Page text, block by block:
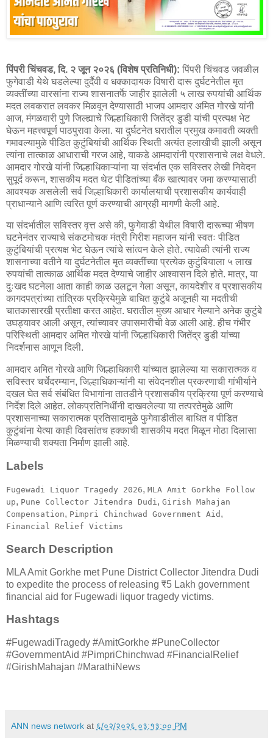
पिंपरी चिंचवड, दि. २ जून २०२६ (विशेष प्रतिनिधी): पिंपरी चिंचवड जवळील
फुगेवाडी येथे घडलेल्या दुर्दैवी व धक्कादायक विषारी दारू दुर्घटनेतील मृत
व्यक्तींच्या वारसांना राज्य शासनातर्फे जाहीर झालेली ५ लाख रुपयांची आर्थिक
मदत लवकरात लवकर मिळवून देण्यासाठी भाजप आमदार अमित गोरखे यांनी
आज, मंगळवारी पुणे जिल्ह्याचे जिल्हाधिकारी जितेंद्र डुडी यांची प्रत्यक्ष भेट
घेऊन महत्त्वपूर्ण पाठपुरावा केला. या दुर्घटनेत घरातील प्रमुख कमावती व्यक्ती
गमावल्यामुळे पीडित कुटुंबियांची आर्थिक स्थिती अत्यंत हलाखीची झाली असून
त्यांना तात्काळ आधाराची गरज आहे, याकडे आमदारांनी प्रशासनाचे लक्ष वेधले.
आमदार गोरखे यांनी जिल्हाधिकाऱ्यांना या संदर्भात एक सविस्तर लेखी निवेदन
सुपूर्द करून, शासकीय मदत थेट पीडितांच्या बँक खात्यावर जमा करण्यासाठी
आवश्यक असलेली सर्व जिल्हाधिकारी कार्यालयाची प्रशासकीय कार्यवाही
प्राधान्याने आणि त्वरित पूर्ण करण्याची आग्रही मागणी केली आहे.
या संदर्भातील सविस्तर वृत्त असे की, फुगेवाडी येथील विषारी दारूच्या भीषण
घटनेनंतर राज्याचे संकटमोचक मंत्री गिरीश महाजन यांनी स्वतः पीडित
कुटुंबियांची प्रत्यक्ष भेट घेऊन त्यांचे सांत्वन केले होते. त्यावेळी त्यांनी राज्य
शासनाच्या वतीने या दुर्घटनेतील मृत व्यक्तींच्या प्रत्येक कुटुंबियाला ५ लाख
रुपयांची तात्काळ आर्थिक मदत देण्याचे जाहीर आश्वासन दिले होते. मात्र, या
दुःखद घटनेला आता काही काळ उलटून गेला असून, कायदेशीर व प्रशासकीय
कागदपत्रांच्या तांत्रिक प्रक्रियेमुळे बाधित कुटुंबे अजूनही या मदतीची
चातकासारखी प्रतीक्षा करत आहेत. घरातील मुख्य आधार गेल्याने अनेक कुटुंबे
उघड्यावर आली असून, त्यांच्यावर उपासमारीची वेळ आली आहे. हीच गंभीर
परिस्थिती आमदार अमित गोरखे यांनी जिल्हाधिकारी जितेंद्र डुडी यांच्या
निदर्शनास आणून दिली.
आमदार अमित गोरखे आणि जिल्हाधिकारी यांच्यात झालेल्या या सकारात्मक व
सविस्तर चर्चेदरम्यान, जिल्हाधिकाऱ्यांनी या संवेदनशील प्रकरणाची गांभीर्याने
दखल घेत सर्व संबंधित विभागांना तातडीने प्रशासकीय प्रक्रिया पूर्ण करण्याचे
निर्देश दिले आहेत. लोकप्रतिनिधींनी दाखवलेल्या या तत्परतेमुळे आणि
प्रशासनाच्या सकारात्मक प्रतिसादामुळे फुगेवाडीतील बाधित व पीडित
कुटुंबांना येत्या काही दिवसांतच हक्काची शासकीय मदत मिळून मोठा दिलासा
मिळण्याची शक्यता निर्माण झाली आहे.
Labels
Fugewadi Liquor Tragedy 2026, MLA Amit Gorkhe Follow
up, Pune Collector Jitendra Dudi , Girish Mahajan
Compensation, Pimpri Chinchwad Government Aid ,
Financial Relief Victims
Search Description
MLA Amit Gorkhe met Pune District Collector Jitendra Dudi
to expedite the process of releasing ₹5 Lakh government
financial aid for Fugewadi liquor tragedy victims.
Hashtags
#FugewadiTragedy #AmitGorkhe #PuneCollector
#GovernmentAid #PimpriChinchwad #FinancialRelief
#GirishMahajan #MarathiNews
ANN news network at ६/०२/२०२६ ०३:१३:०० PM